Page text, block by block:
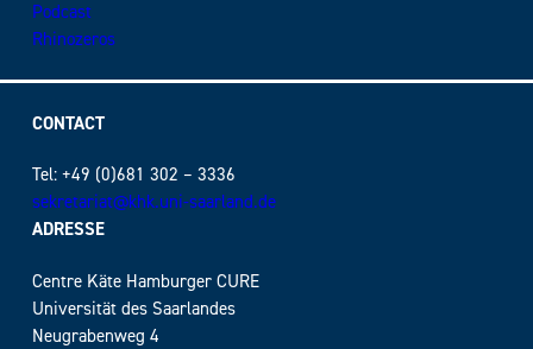
Podcast
Rhinozeros
CONTACT
Tel: +49 (0)681 302 – 3336
sekretariat@khk.uni-saarland.de
ADRESSE
Centre Käte Hamburger CURE
Universität des Saarlandes
Neugrabenweg 4